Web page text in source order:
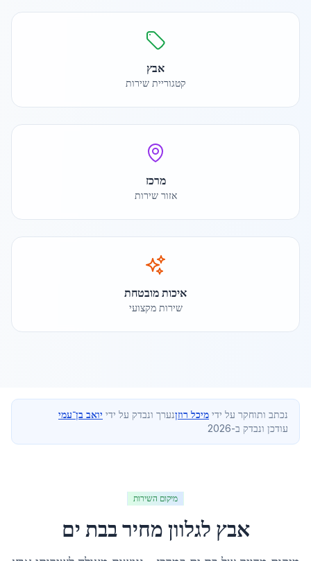
אבץ
קטגוריית שירות
מרכז
אזור שירות
איכות מובטחת
שירות מקצועי
נכתב ותוחקר על ידי מיכל רוזןנערך ונבדק על ידי יואב בן־עמי
עודכן ונבדק ב-2026
מיקום השירות
אבץ לגלוון מחירבבת ים